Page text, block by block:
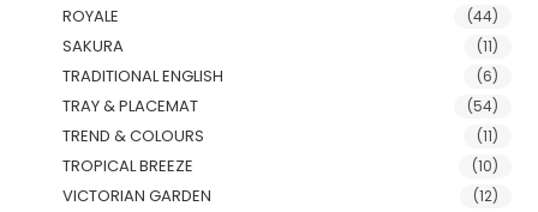
ROYALE (44)
SAKURA (11)
TRADITIONAL ENGLISH (6)
TRAY & PLACEMAT (54)
TREND & COLOURS (11)
TROPICAL BREEZE (10)
VICTORIAN GARDEN (12)